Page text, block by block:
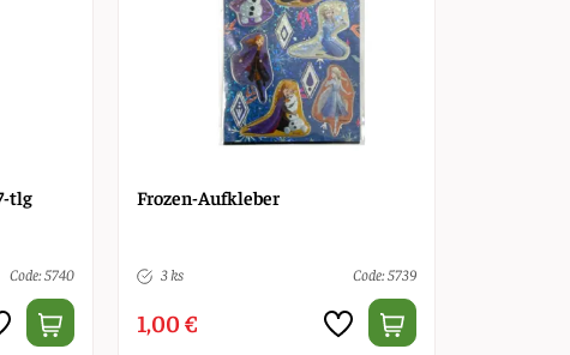
tlg
Code: 5740
Frozen-Aufkleber
3 ks Code: 5739
1,00 €